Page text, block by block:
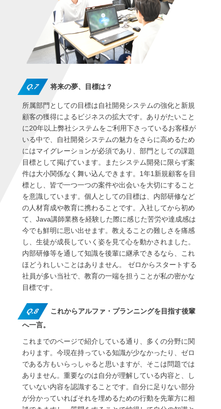
Q.7 将来の夢、目標は？
所属部門としての目標は自社開発システムの強化と新規
顧客の獲得によるビジネスの拡大です。ありがたいこと
に20年以上弊社システムをご利用下さっているお客様が
いる中で、自社開発システムの魅力をさらに高めるため
にはマイグレーションが必須であり、部門としての課題
目標として掲げています。またシステム開発に限らず案
件は大小関係なく舞い込んできます。1年1新規顧客を目
標とし、皆で一つ一つの案件や出会いを大切にすること
を意識しています。個人としての目標は、内部研修など
の人材育成や教育に携わることです。入社してから初め
て、Java講師業務を経験した際に感じた苦労や達成感は
今でも鮮明に思い出せます。教えることの難しさを痛感
し、生徒が成長していく姿を見て心を動かされました。
内部研修等を通して知識を後輩に継承できるなら、これ
ほどうれしいことはありません。 ゼロからスタートする
社員が多い当社で、教育の一端を担うことが私の密かな
目標です。
Q.8
これからアルファ・プランニングを目指す後輩
へ一言。
これまでのページで紹介している通り、多くの分野に関
わります。今現在持っている知識が少なかったり、ゼロ
である方もいらっしゃると思いますが、そこは問題では
ありません。重要なのは自分が理解している内容と、し
ていない内容を認識することです。自分に足りない部分
が分かっていればそれを埋めるための行動を先輩方に相